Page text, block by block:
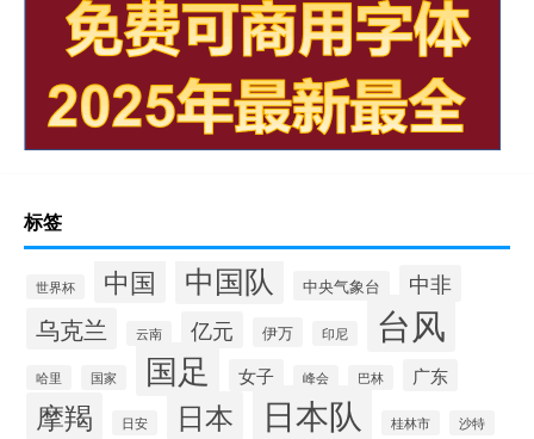
标签
世界杯 中国 中国队 中央气象台 中非
乌克兰 云南 亿元 伊万 印尼 台风
哈里 国家 国足 女子 峰会 巴林 广东
摩羯 日安 日本 日本队 桂林市 沙特